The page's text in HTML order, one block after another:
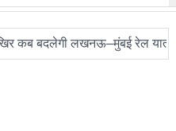
लखनऊ–मुंबई रेल यात्रा की